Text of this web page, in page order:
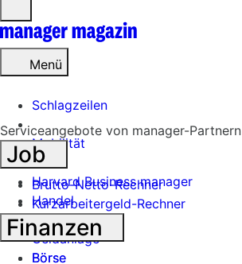
öffnen
Menü
Schlagzeilen
Mobilität
Tech
Harvard Business manager
Handel
Banken
Geldanlage
Börse
Serviceangebote von manager-Partnern
Job
Brutto-Netto-Rechner
Kurzarbeitergeld-Rechner
Finanzen
Börse